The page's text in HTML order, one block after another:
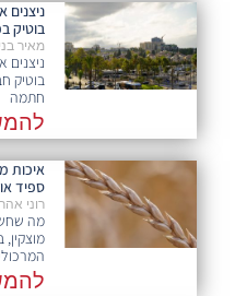
ניצנים
בוטיק
מאיר
ניצנים
בוטיק
חתמה
איכות
ספיד
רוני
מה